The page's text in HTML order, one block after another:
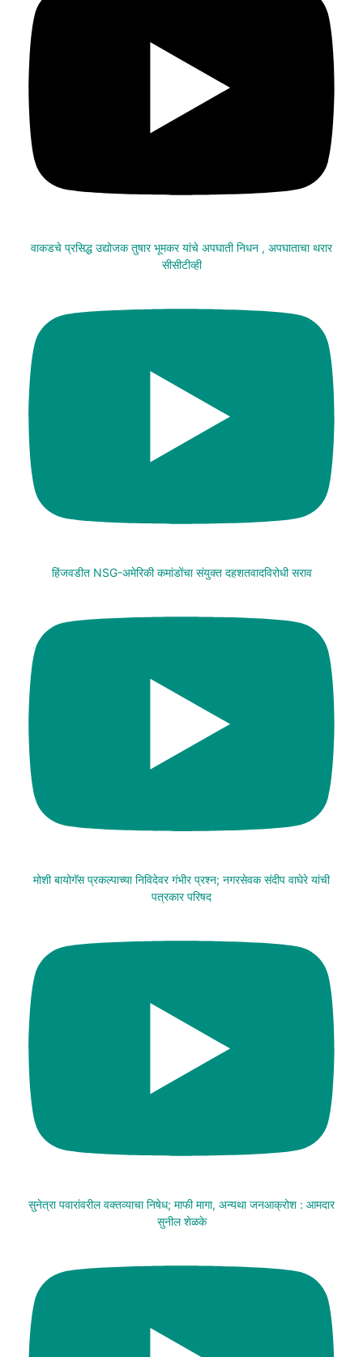
वाकडचे प्रसिद्ध उद्योजक तुषार भूमकर यांचे अपघाती निधन , अपघाताचा थरार
सीसीटीव्ही
हिंजवडीत NSG-अमेरिकी कमांडोंचा संयुक्त दहशतवादविरोधी सराव
मोशी बायोगॅस प्रकल्पाच्या निविदेवर गंभीर प्रश्न; नगरसेवक संदीप वाघेरे यांची
पत्रकार परिषद
सुनेत्रा पवारांवरील वक्तव्याचा निषेध; माफी मागा, अन्यथा जनआक्रोश : आमदार
सुनील शेळके